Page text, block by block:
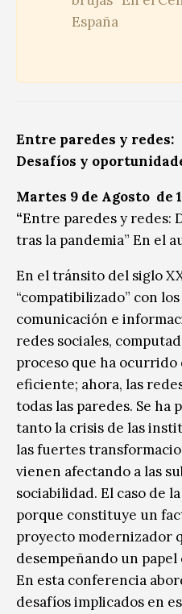
España
Entre paredes y redes:
Desafíos y
Martes 9 de Agosto de
“Entre paredes y redes:
tras la pandemia” En el
En el tránsito del siglo
“compatibilizado” con
comunicación e
redes sociales,
proceso que ha
eficiente; ahora, las
todas las paredes. Se ha
tanto la crisis de las
las fuertes
vienen afectando a las
sociabilidad. El caso de
porque constituye un
proyecto modernizador
desempeñando un
En esta conferencia
desafíos implicados en